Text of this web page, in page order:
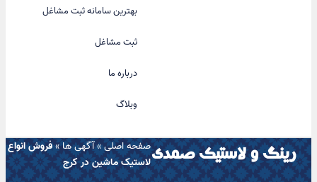
بهترین سامانه ثبت مشاغل
ثبت مشاغل
درباره ما
وبلاگ
رینگ و لاستیک صمدی
صفحه اصلی»آگهی ها»فروش انواع
لاستیک ماشین در کرج